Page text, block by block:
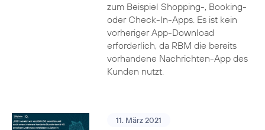
zum Beispiel Shopping-, Booking-
oder Check-In-Apps. Es ist kein
vorheriger App-Download
erforderlich, da RBM die bereits
vorhandene Nachrichten-App des
Kunden nutzt.
11. März 2021